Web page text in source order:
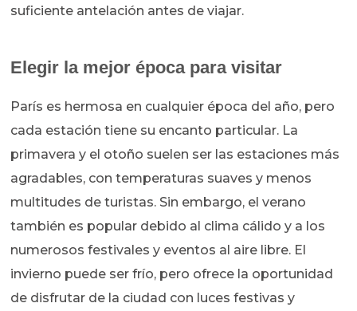
suficiente antelación antes de viajar.
Elegir la mejor época para visitar
París es hermosa en cualquier época del año, pero
cada estación tiene su encanto particular. La
primavera y el otoño suelen ser las estaciones más
agradables, con temperaturas suaves y menos
multitudes de turistas. Sin embargo, el verano
también es popular debido al clima cálido y a los
numerosos festivales y eventos al aire libre. El
invierno puede ser frío, pero ofrece la oportunidad
de disfrutar de la ciudad con luces festivas y